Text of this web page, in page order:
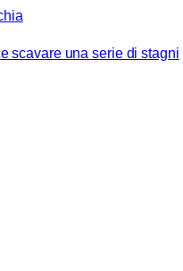
scavare una serie di stagni